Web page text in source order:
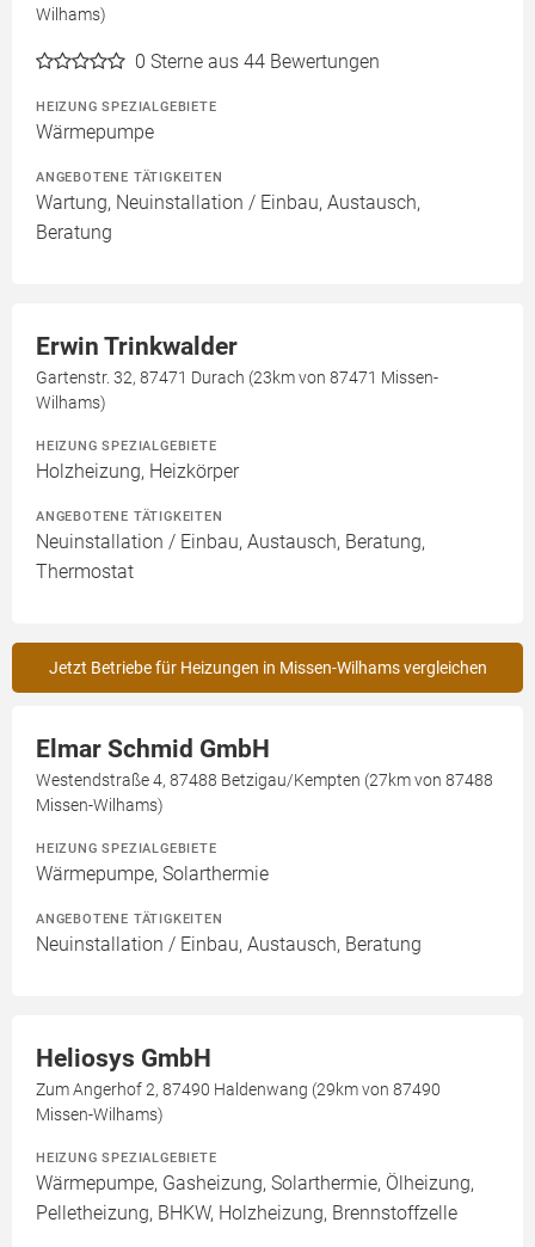
Wilhams)
0 Sterne aus 44 Bewertungen
HEIZUNG SPEZIALGEBIETE
Wärmepumpe
ANGEBOTENE TÄTIGKEITEN
Wartung, Neuinstallation / Einbau, Austausch,
Beratung
Erwin Trinkwalder
Gartenstr. 32, 87471 Durach (23km von 87471 Missen-
Wilhams)
HEIZUNG SPEZIALGEBIETE
Holzheizung, Heizkörper
ANGEBOTENE TÄTIGKEITEN
Neuinstallation / Einbau, Austausch, Beratung,
Thermostat
Jetzt Betriebe für Heizungen in Missen-Wilhams vergleichen
Elmar Schmid GmbH
Westendstraße 4, 87488 Betzigau/Kempten (27km von 87488
Missen-Wilhams)
HEIZUNG SPEZIALGEBIETE
Wärmepumpe, Solarthermie
ANGEBOTENE TÄTIGKEITEN
Neuinstallation / Einbau, Austausch, Beratung
Heliosys GmbH
Zum Angerhof 2, 87490 Haldenwang (29km von 87490
Missen-Wilhams)
HEIZUNG SPEZIALGEBIETE
Wärmepumpe, Gasheizung, Solarthermie, Ölheizung,
Pelletheizung, BHKW, Holzheizung, Brennstoffzelle